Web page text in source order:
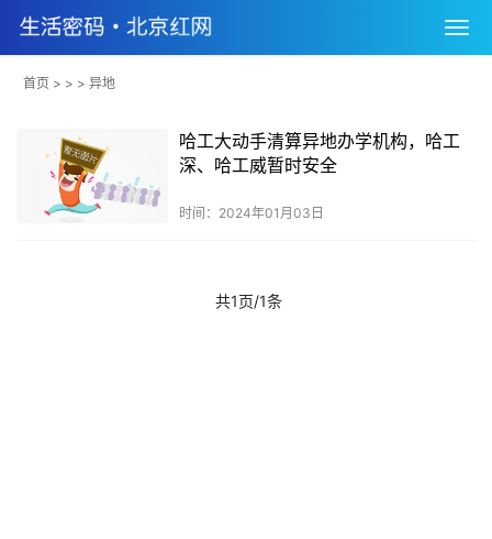
首页 > > > 异地
哈工大动手清算异地办学机构，哈工
深、哈工威暂时安全
时间：2024年01月03日
共1页/1条